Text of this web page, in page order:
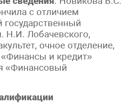
с отличием
Н.И. Лобачевского,
очное отделение,
«Финансы и кредит»
«Финансовый